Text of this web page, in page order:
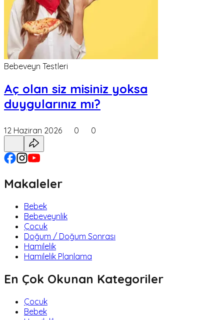
Bebeveyn Testleri
Aç olan siz misiniz yoksa
duygularınız mı?
12 Haziran 2026 0 0
Makaleler
Bebek
Bebeveynlik
Çocuk
Doğum / Doğum Sonrası
Hamilelik
Hamilelik Planlama
En Çok Okunan Kategoriler
Çocuk
Bebek